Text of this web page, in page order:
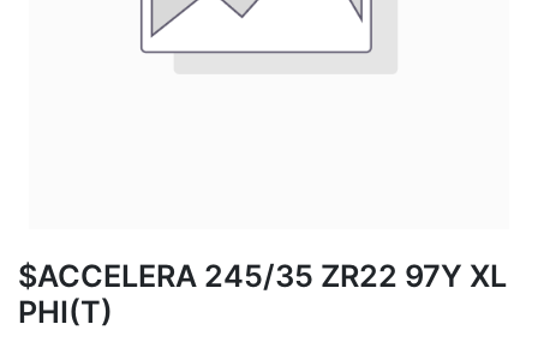
$ACCELERA 245/35 ZR22 97Y XL
PHI(T)